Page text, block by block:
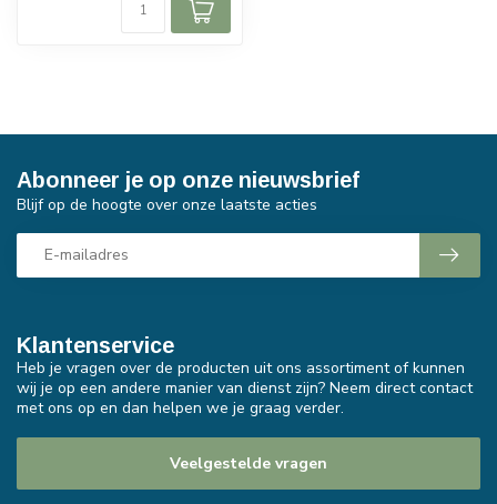
Klantenservice
Heb je vragen over de producten uit ons assortiment of kunnen
wij je op een andere manier van dienst zijn? Neem direct contact
met ons op en dan helpen we je graag verder.
Veelgestelde vragen
Abonneer je op onze nieuwsbrief
Blijf op de hoogte over onze laatste acties